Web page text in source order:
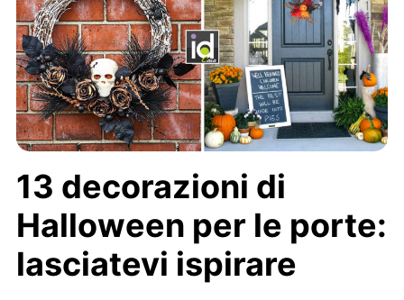
13 decorazioni di
Halloween per le porte:
lasciatevi ispirare